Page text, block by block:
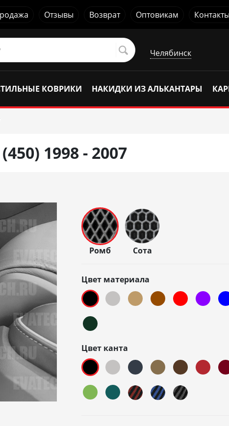
Отзывы Возврат Оптовикам Контакты
Челябинск
КОВРИКИ НАКИДКИ ИЗ АЛЬКАНТАРЫ
1998 - 2007
Ромб Сота
Цвет материала
Цвет канта